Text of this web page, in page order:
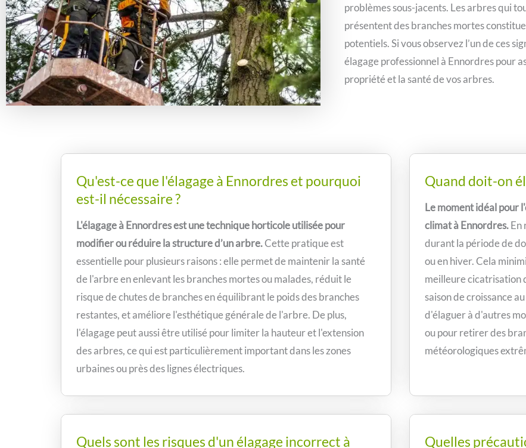
problèmes sous-jacents. Les arbres qui
présentent des branches mortes
potentiels. Si vous observez l’un de ces
élagage professionnel à Ennordres pour
propriété et la santé de vos arbres.
Qu'est-ce que l'élagage à Ennordres et pourquoi
est-il nécessaire ?
L'élagage à Ennordres est une technique horticole utilisée pour
modifier ou réduire la structure d’un arbre.Cette pratique est
essentielle pour plusieurs raisons : elle permet de maintenir la santé
de l'arbre en enlevant les branches mortes ou malades, réduit le
risque de chutes de branches en équilibrant le poids des branches
restantes, et améliore l'esthétique générale de l'arbre. De plus,
l'élagage peut aussi être utilisé pour limiter la hauteur et l'extension
des arbres, ce qui est particulièrement important dans les zones
urbaines ou près des lignes électriques.
Quand doit-on
Le moment idéal pour
climat à Ennordres.En
durant la période de
ou en hiver. Cela
meilleure cicatrisation
saison de croissance
d'élaguer à d'autres
ou pour retirer des
météorologiques
Quels sont les risques d'un élagage incorrect à Quelles